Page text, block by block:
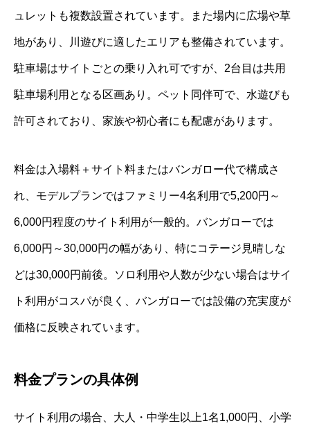
ュレットも複数設置されています。また場内に広場や草
地があり、川遊びに適したエリアも整備されています。
駐車場はサイトごとの乗り入れ可ですが、2台目は共用
駐車場利用となる区画あり。ペット同伴可で、水遊びも
許可されており、家族や初心者にも配慮があります。
料金は入場料＋サイト料またはバンガロー代で構成さ
れ、モデルプランではファミリー4名利用で5,200円～
6,000円程度のサイト利用が一般的。バンガローでは
6,000円～30,000円の幅があり、特にコテージ見晴しな
どは30,000円前後。ソロ利用や人数が少ない場合はサイ
ト利用がコスパが良く、バンガローでは設備の充実度が
価格に反映されています。
料金プランの具体例
サイト利用の場合、大人・中学生以上1名1,000円、小学